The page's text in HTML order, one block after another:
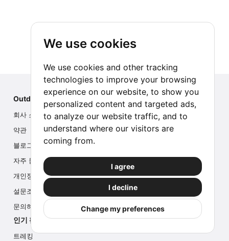
We use cookies
We use cookies and other tracking
technologies to improve your browsing
experience on our website, to show you
personalized content and targeted ads,
to analyze our website traffic, and to
understand where our visitors are
coming from.
I agree
I decline
Change my preferences
Outdoor Index
회사 소개
약관
블로그
자주 묻는 질문
개인정보
설문조사
문의하기
인기 활동
트레킹